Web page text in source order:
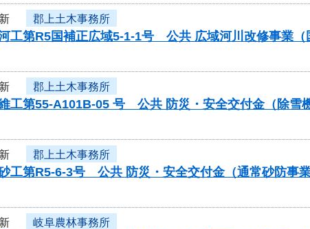
郡上土木事務所
河工第R5国補正広域5-1-1号 公共 広域河川改修事業
郡上土木事務所
維工第55-A101B-05 号 公共 防災・安全交付金（除雪
郡上土木事務所
砂工第R5-6-3号 公共 防災・安全交付金（通常砂防事
岐阜農林事務所